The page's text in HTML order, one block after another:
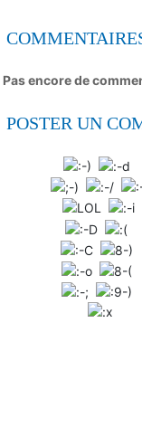
Pas encore de
POSTER UN